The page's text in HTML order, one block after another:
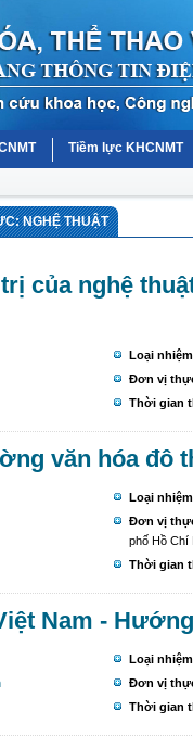
Tiềm lực KHCNMT
NGHỆ THUẬT
của nghệ
Loại
Đơn vị
Thời gian
văn hóa đô
Loại
Đơn vị
phố Hồ Chí
Thời gian
Nam -
Loại
Đơn vị
Thời gian